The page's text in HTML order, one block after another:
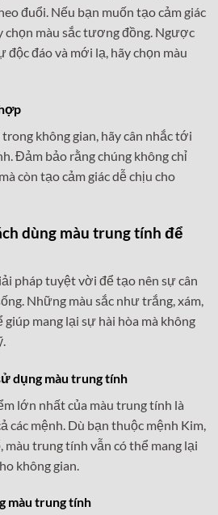
đuổi. Nếu bạn muốn tạo cảm giác
chọn màu sắc tương đồng. Ngược
độc đáo và mới lạ, hãy chọn màu
không gian, hãy cân nhắc tới
Đảm bảo rằng chúng không chỉ
còn tạo cảm giác dễ chịu cho
dùng màu trung tính để
pháp tuyệt vời để tạo nên sự cân
Những màu sắc như trắng, xám,
giúp mang lại sự hài hòa mà không
dụng màu trung tính
lớn nhất của màu trung tính là
các mệnh. Dù bạn thuộc mệnh Kim,
màu trung tính vẫn có thể mang lại
không gian.
màu trung tính